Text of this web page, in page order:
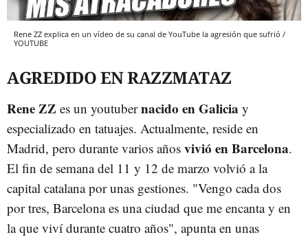
Rene ZZ explica en un vídeo de su canal de YouTube la agresión que sufrió /
YOUTUBE
AGREDIDO EN RAZZMATAZ
Rene ZZ es un youtubernacido en Galicia y
especializado en tatuajes. Actualmente, reside en
Madrid, pero durante varios años vivió en Barcelona.
El fin de semana del 11 y 12 de marzo volvió a la
capital catalana por unas gestiones. "Vengo cada dos
por tres, Barcelona es una ciudad que me encanta y en
la que viví durante cuatro años", apunta en unas